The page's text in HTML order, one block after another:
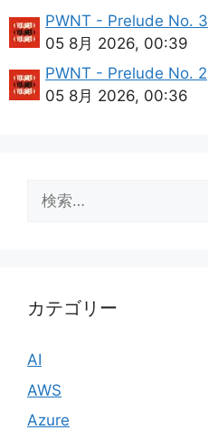
PWNT - Prelude No. 3
05 8月 2026, 00:39
PWNT - Prelude No. 2
05 8月 2026, 00:36
索:
カテゴリー
AI
AWS
Azure